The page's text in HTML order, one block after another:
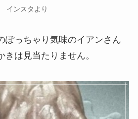
インスタより
ぽっちゃり気味のイアンさん
は見当たりません。